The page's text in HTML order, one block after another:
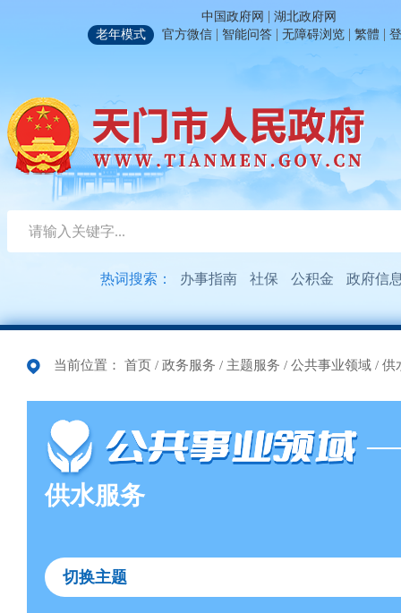
中国政府网 | 湖北政府网
老年模式
官方微信 | 智能问答 | 无障碍浏览 | 繁體 |
热词搜索： 办事指南 社保 公积金 政府信
当前位置： 首页 / 政务服务 / 主题服务 / 公共事业领域 / 供
供水服务
切换主题